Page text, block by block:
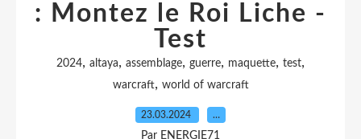
: Montez le Roi Liche -
Test
2024, altaya, assemblage, guerre, maquette, test,
warcraft, world of warcraft
23.03.2024 …
Par ENERGIE71